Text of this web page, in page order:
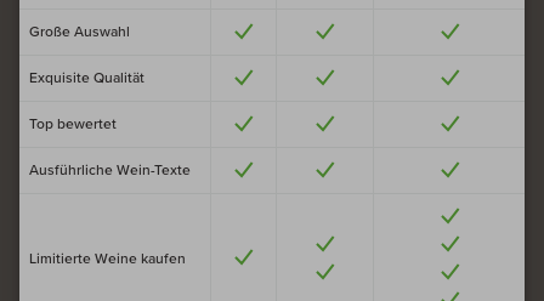
Große Auswahl
Exquisite Qualität
Top bewertet
Ausführliche Wein-Texte
Limitierte Weine kaufen